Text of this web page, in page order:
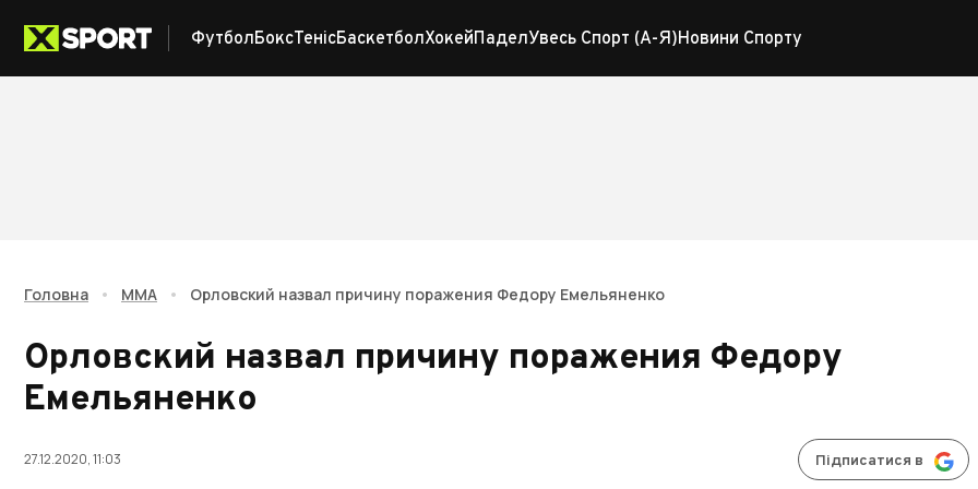
ФутболБоксТенісБаскетболХокейПаделУвесь Спорт (А-Я)Новини Спорту
Головна • ММА • Орловский назвал причину поражения Федору Емельяненко
Орловский назвал причину поражения Федору
Емельяненко
27.12.2020, 11:03 Підписатися в